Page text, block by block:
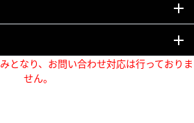
となり、お問い合わせ対応は行っておりま
せん。